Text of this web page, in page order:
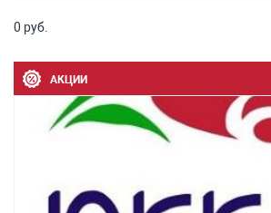
0 руб.
АКЦИИ